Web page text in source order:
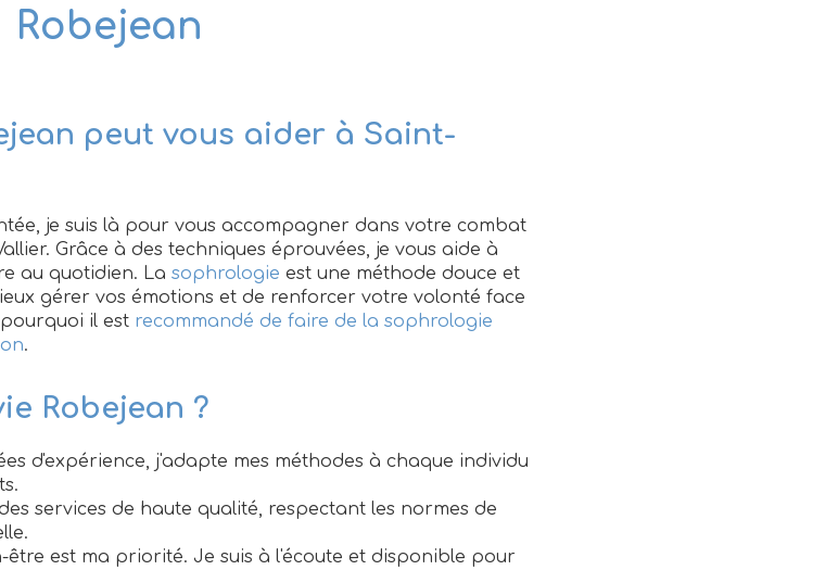
Robejean
peut vous aider à Saint-
je suis là pour vous accompagner dans votre combat
Grâce à des techniques éprouvées, je vous aide à
au quotidien. La sophrologie est une méthode douce et
gérer vos émotions et de renforcer votre volonté face
il est recommandé de faire de la sophrologie
.
Robejean ?
d'expérience, j'adapte mes méthodes à chaque individu
services de haute qualité, respectant les normes de
être est ma priorité. Je suis à l'écoute et disponible pour